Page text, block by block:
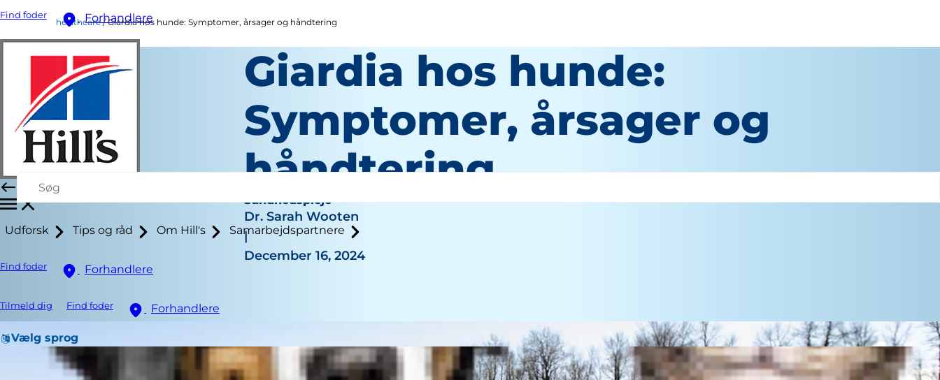
Find foder Forhandlere
Udforsk Tips og råd Om Hill's Samarbejdspartnere
Find foder Forhandlere
Tilmeld dig Find foder Forhandlere
Vælg sprog
healthcare Giardia hos hunde: Symptomer, årsager og håndtering
Giardia hos hunde:
Symptomer, årsager og
håndtering
Sundhedspleje
Dr. Sarah Wooten
|
December 16, 2024